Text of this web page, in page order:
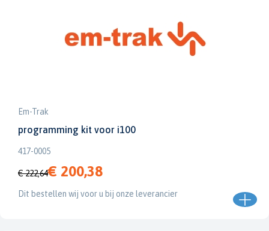
Em-Trak
programming kit voor i100
417-0005
€ 222,64€ 200,38
Dit bestellen wij voor u bij onze leverancier